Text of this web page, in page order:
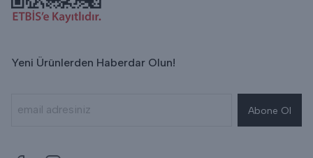
Yeni Ürünlerden Haberdar Olun!
Abone Ol